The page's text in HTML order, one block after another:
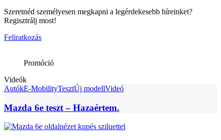
Szeretnéd személyesen megkapni a legérdekesebb híreinket?
Regisztrálj most!
Feliratkozás
Promóció
Videók
AutókE-MobilityTesztÚj modellVideó
Mazda 6e teszt – Hazaértem.